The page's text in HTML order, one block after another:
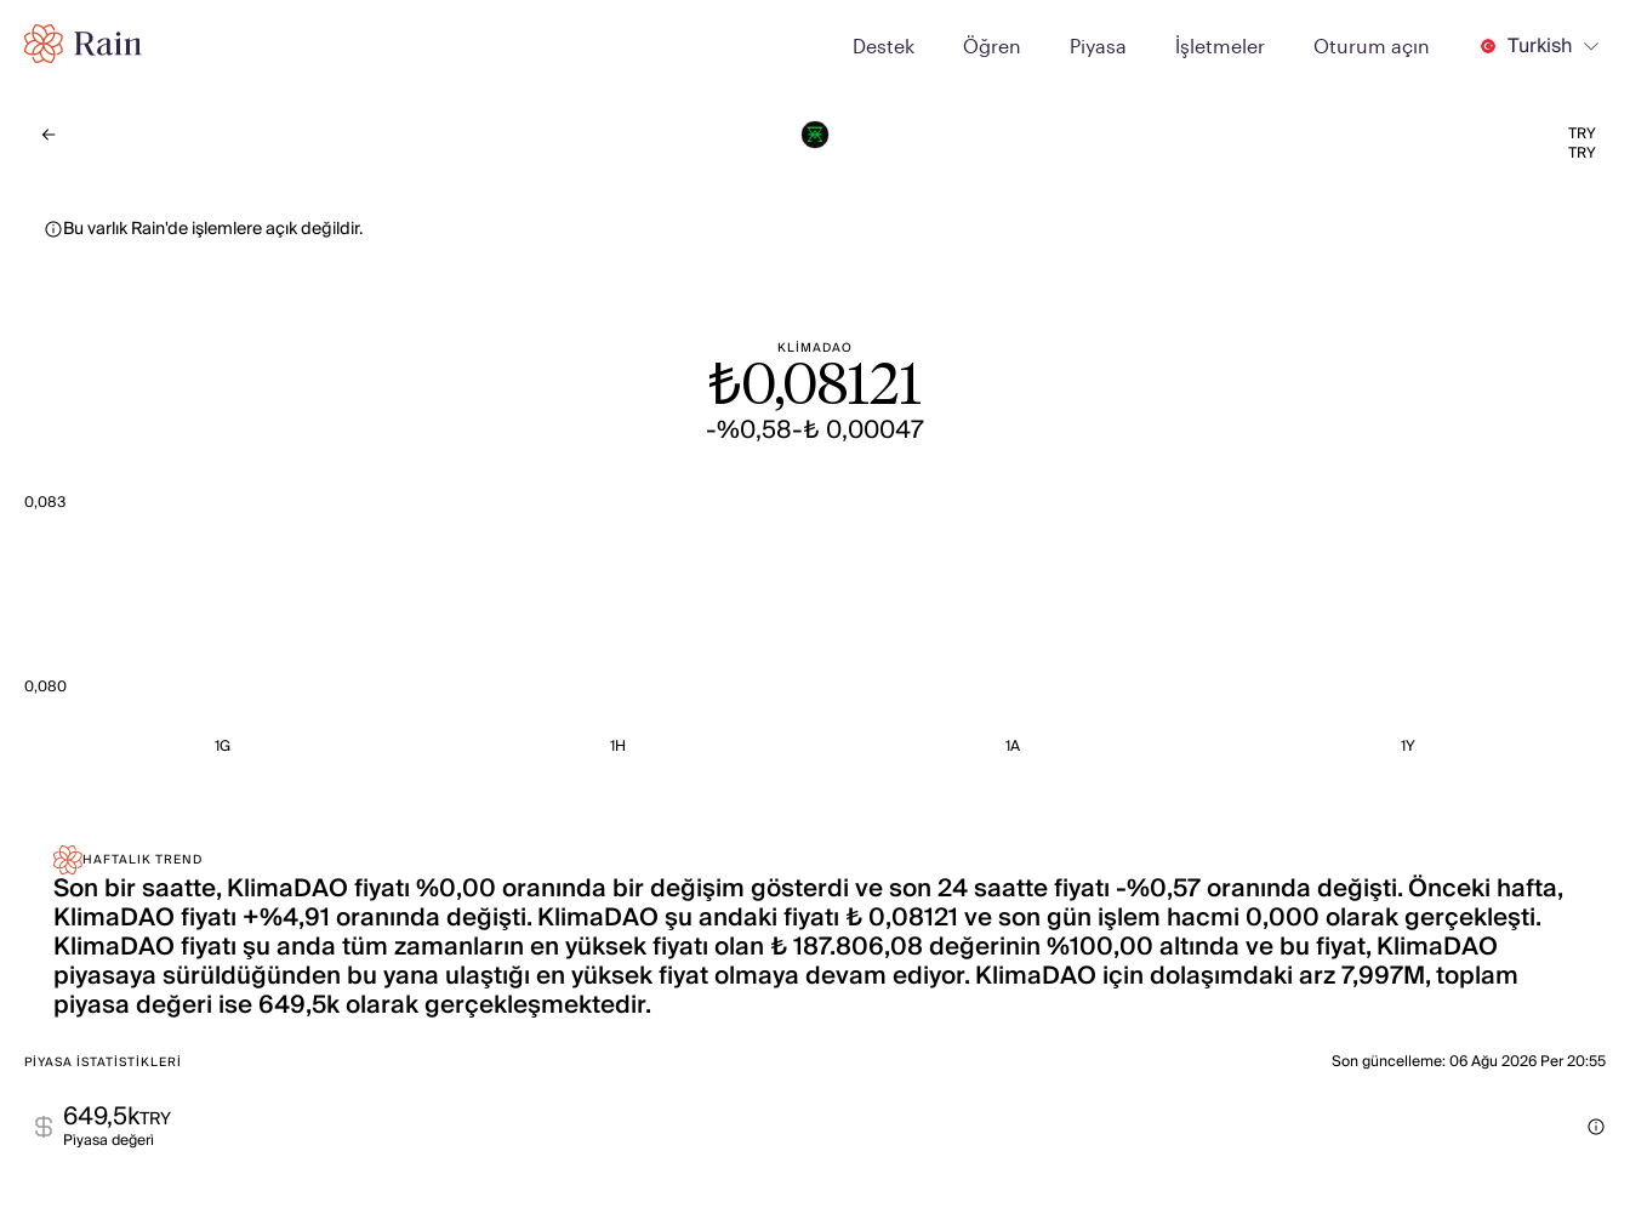
Destek Öğren Piyasa İşletmeler Oturum açın Turkish
TRY
TRY
Bu varlık Rain'de işlemlere açık değildir.
KLIMADAO
₺0,08121
-%0,58-₺ 0,00047
0,083
0,080
1G 1H 1A 1Y
HAFTALIK TREND
Son bir saatte, KlimaDAO fiyatı %0,00 oranında bir değişim gösterdi ve son 24 saatte fiyatı -%0,57 oranında değişti. Önceki hafta,
KlimaDAO fiyatı +%4,91 oranında değişti. KlimaDAO şu andaki fiyatı ₺ 0,08121 ve son gün işlem hacmi 0,000 olarak gerçekleşti.
KlimaDAO fiyatı şu anda tüm zamanların en yüksek fiyatı olan ₺ 187.806,08 değerinin %100,00 altında ve bu fiyat, KlimaDAO
piyasaya sürüldüğünden bu yana ulaştığı en yüksek fiyat olmaya devam ediyor. KlimaDAO için dolaşımdaki arz 7,997M, toplam
piyasa değeri ise 649,5k olarak gerçekleşmektedir.
PIYASA İSTATISTIKLERI Son güncelleme:06 Ağu 2026 Per 20:55
649,5kTRY
Pi̇yasa değeri̇